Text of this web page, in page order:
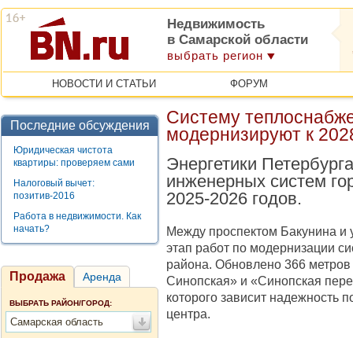
Недвижимость
в Самарской области
выбрать регион
НОВОСТИ И СТАТЬИ ФОРУМ
Последние обсуждения
Юридическая чистота
квартиры: проверяем сами
Налоговый вычет:
позитив-2016
Работа в недвижимости. Как
начать?
Продажа Аренда
ВЫБРАТЬ РАЙОН/ГОРОД:
Самарская область
Систему
модернизируют к
Энергетики
инженерных систем
2025-2026 годов.
Между проспектом Бакунина
этап работ по модернизации
района. Обновлено 366 метров
Синопская» и «Синопская
которого зависит надежность
центра.